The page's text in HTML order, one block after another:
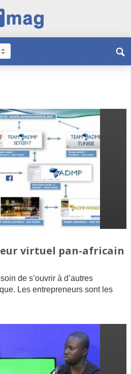
virtuel pan-africain
de s’ouvrir à d’autres
Les entrepreneurs sont les